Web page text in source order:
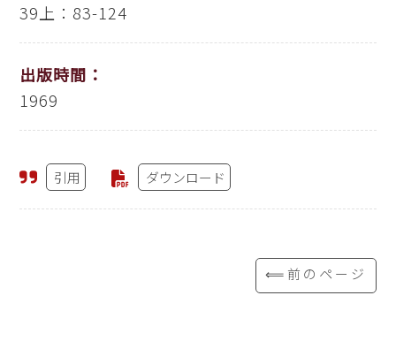
39上：83-124
出版時間：
1969
引用 ダウンロード
⟸前のページ